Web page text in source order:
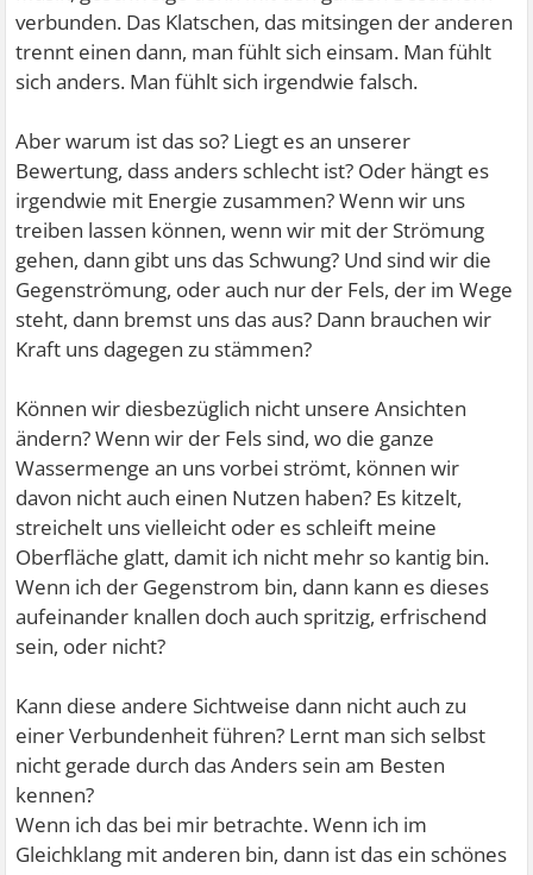
verbunden. Das Klatschen, das mitsingen der anderen
trennt einen dann, man fühlt sich einsam. Man fühlt
sich anders. Man fühlt sich irgendwie falsch.
Aber warum ist das so? Liegt es an unserer
Bewertung, dass anders schlecht ist? Oder hängt es
irgendwie mit Energie zusammen? Wenn wir uns
treiben lassen können, wenn wir mit der Strömung
gehen, dann gibt uns das Schwung? Und sind wir die
Gegenströmung, oder auch nur der Fels, der im Wege
steht, dann bremst uns das aus? Dann brauchen wir
Kraft uns dagegen zu stämmen?
Können wir diesbezüglich nicht unsere Ansichten
ändern? Wenn wir der Fels sind, wo die ganze
Wassermenge an uns vorbei strömt, können wir
davon nicht auch einen Nutzen haben? Es kitzelt,
streichelt uns vielleicht oder es schleift meine
Oberfläche glatt, damit ich nicht mehr so kantig bin.
Wenn ich der Gegenstrom bin, dann kann es dieses
aufeinander knallen doch auch spritzig, erfrischend
sein, oder nicht?
Kann diese andere Sichtweise dann nicht auch zu
einer Verbundenheit führen? Lernt man sich selbst
nicht gerade durch das Anders sein am Besten
kennen?
Wenn ich das bei mir betrachte. Wenn ich im
Gleichklang mit anderen bin, dann ist das ein schönes